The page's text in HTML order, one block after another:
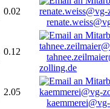
0.02
0.12
zolling.de
2.05